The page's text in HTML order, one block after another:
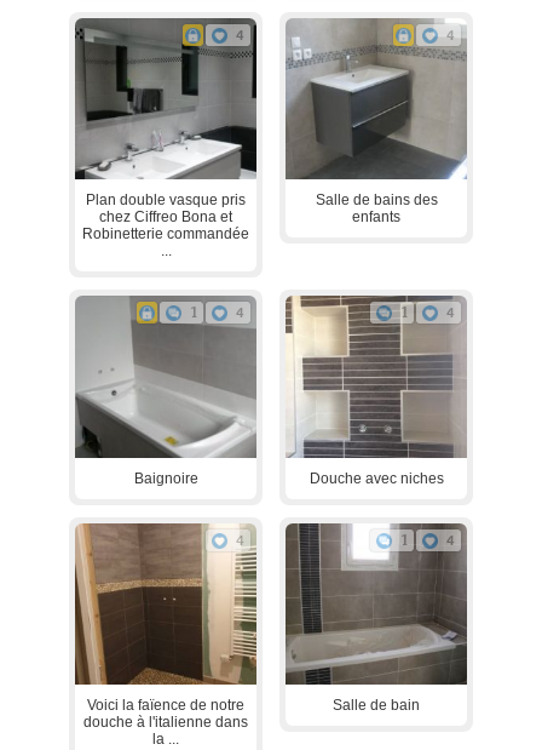
4
Plan double vasque pris
chez Ciffreo Bona et
Robinetterie commandée
...
4
Salle de bains des
enfants
1 4
Baignoire
1 4
Douche avec niches
4
Voici la faïence de notre
douche à l'italienne dans
la ...
1 4
Salle de bain